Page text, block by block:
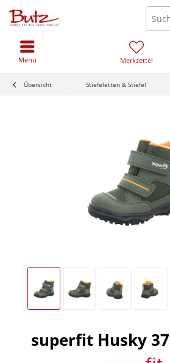
Merkzettel
Menü
Übersicht Stiefeletten & Stiefel
superfit Husky